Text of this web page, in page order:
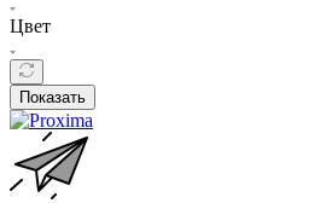
Цвет
Показать